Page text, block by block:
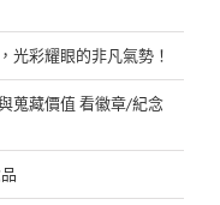
光彩耀眼的非凡氣勢！
蒐藏價值 看徽章/紀念